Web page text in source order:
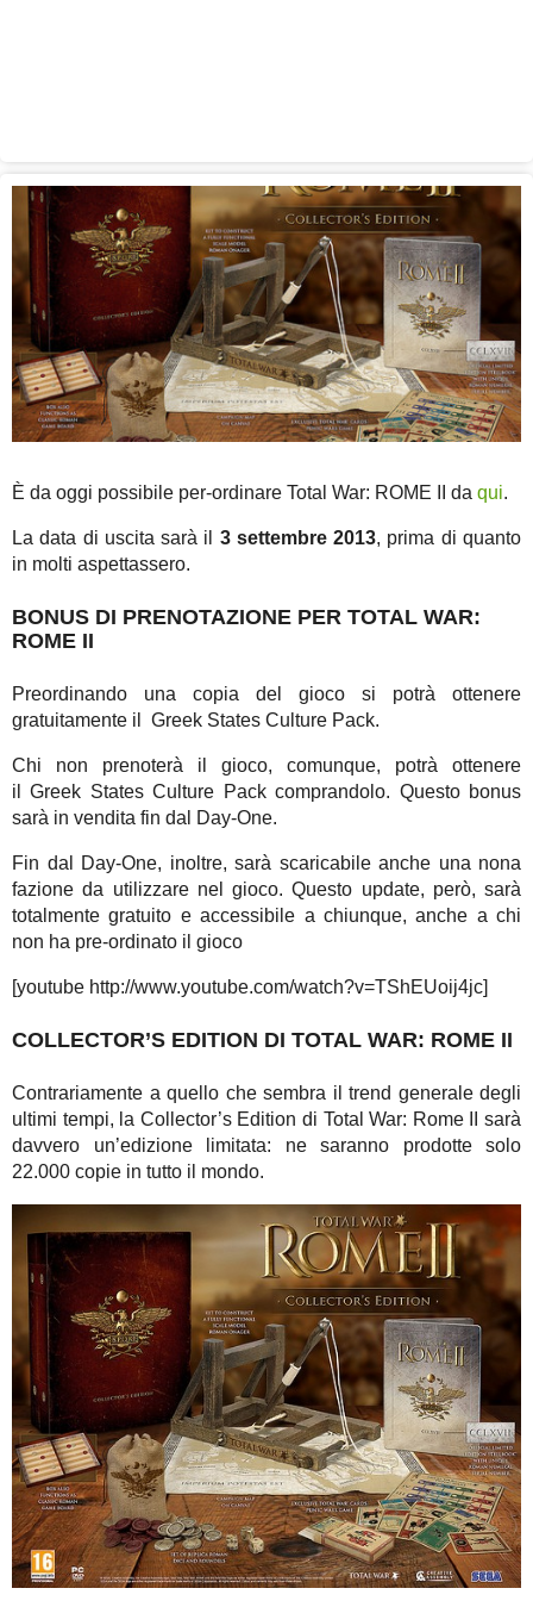
È da oggi possibile per-ordinare Total War: ROME II da qui.
La data di uscita sarà il 3 settembre 2013, prima di quanto
in molti aspettassero.
BONUS DI PRENOTAZIONE PER TOTAL WAR:
ROME II
Preordinando una copia del gioco si potrà ottenere
gratuitamente il Greek States Culture Pack.
Chi non prenoterà il gioco, comunque, potrà ottenere
il Greek States Culture Pack comprandolo. Questo bonus
sarà in vendita fin dal Day-One.
Fin dal Day-One, inoltre, sarà scaricabile anche una nona
fazione da utilizzare nel gioco. Questo update, però, sarà
totalmente gratuito e accessibile a chiunque, anche a chi
non ha pre-ordinato il gioco
[youtube http://www.youtube.com/watch?v=TShEUoij4jc]
COLLECTOR’S EDITION DI TOTAL WAR: ROME II
Contrariamente a quello che sembra il trend generale degli
ultimi tempi, la Collector’s Edition di Total War: Rome II sarà
davvero un’edizione limitata: ne saranno prodotte solo
22.000 copie in tutto il mondo.